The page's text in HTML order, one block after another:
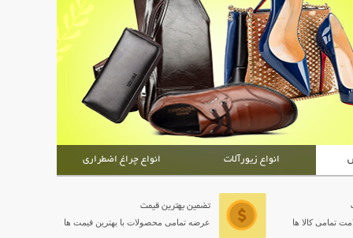
انواع زیورآلات انواع چراغ اضطراری
تمامی کالا ها
تضمین بهترین قیمت
عرضه تمامی محصولات با بهترین قیمت ها